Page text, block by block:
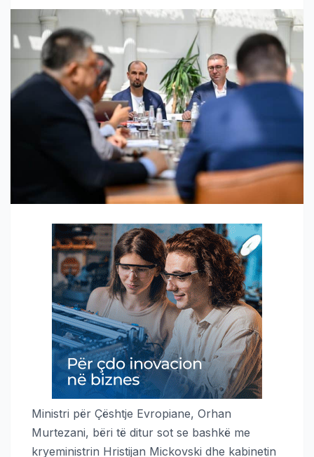
Ministri për Çështje Evropiane, Orhan
Murtezani, bëri të ditur sot se bashkë me
kryeministrin Hristijan Mickovski dhe kabinetin